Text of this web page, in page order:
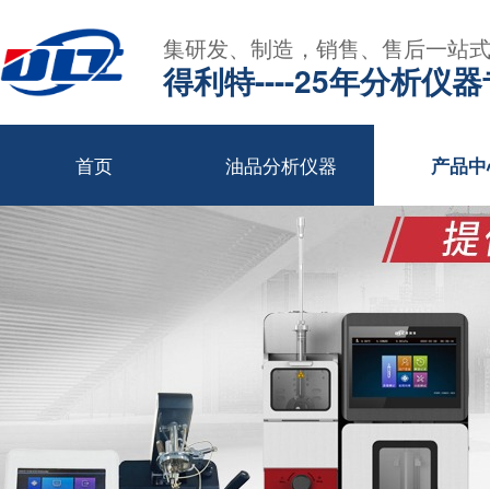
集研发、制造，销售、售后一站
得利特----25年分析仪
首页 油品分析仪器 产品